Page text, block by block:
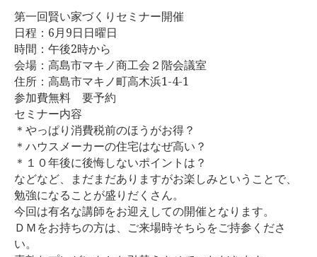
イベント
よくある質問
ライブラリー
お客様の声
ブログ
会社案内
第一回賢い家づくりセミナー開催
日程：6月9日日曜日
時間：午後2時から
会場：高島市マキノ商工会２階会議室
住所：高島市マキノ町高木浜1-4-1
参加費無料 要予約
セミナー内容
＊やっぱり消費税前のほうがお得？
＊ハウスメーカーの住宅はなぜ高い？
＊１０年後に後悔しないポイントは？
などなど、まだまだありますがお楽しみということで、
勉強になることが盛りだくさん。
今回は有名な講師をお迎えしての開催となります。
ＤＭをお持ちの方は、ご来場時そちらをご持参くださ
い。